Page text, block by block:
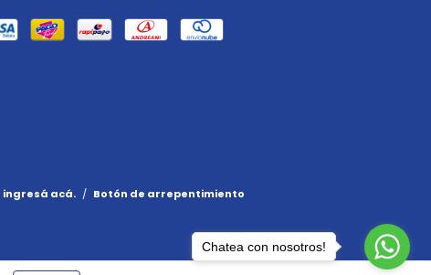
ingresá acá. / Botón de arrepentimiento
Chatea con nosotros!